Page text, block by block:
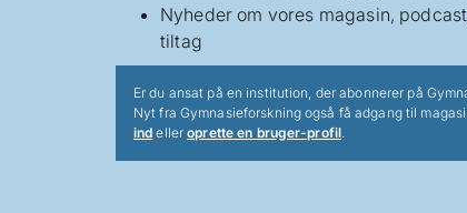
Nyheder om vores magasin,
tiltag
Er du ansat på en institution, der abonnerer på
Nyt fra Gymnasieforskning også få adgang til
ind elleroprette en bruger-profil.